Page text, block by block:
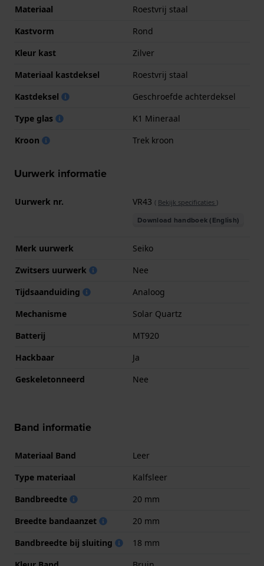
Materiaal
Roestvrij staal
Kastvorm
Rond
Kleur kast
Zilver
Materiaal kastdeksel
Roestvrij staal
Kastdeksel
Geschroefde achterdeksel
Type glas
K1 Mineraal
Kroon
Trek kroon
Uurwerk informatie
Uurwerk nr. VR43 ( Bekijk specificaties )
Download handboek (English)
Merk uurwerk
Seiko
Zwitsers uurwerk
Nee
Tijdsaanduiding
Analoog
Mechanisme
Solar Quartz
Batterij
MT920
Hackbaar
Ja
Geskeletonneerd
Nee
Band informatie
Materiaal Band
Leer
Type materiaal
Kalfsleer
Bandbreedte
20 mm
Breedte bandaanzet
20 mm
Bandbreedte bij sluiting
18 mm